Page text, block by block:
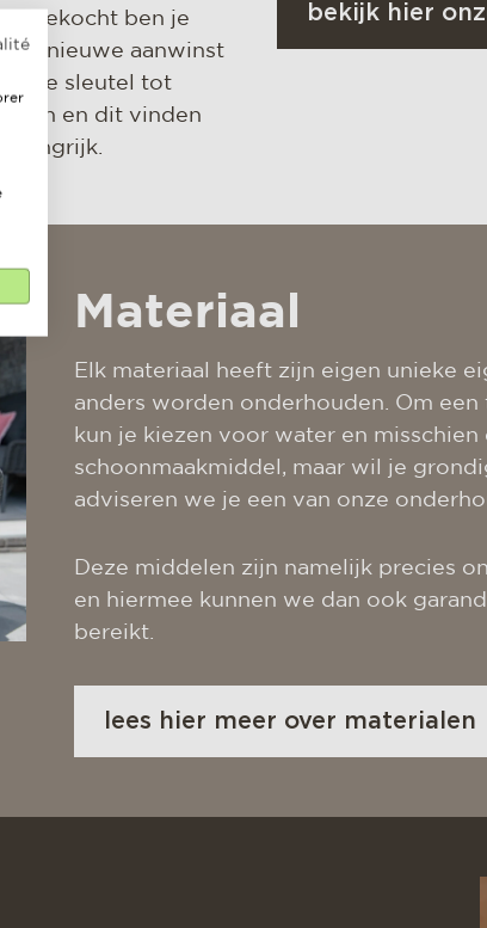
gekocht ben je
uw nieuwe aanwinst
de sleutel tot
en dit vinden
bekijk hier
Materiaal
Elk materiaal heeft zijn eigen unieke
anders worden onderhouden. Om
kun je kiezen voor water en misschien
schoonmaakmiddel, maar wil je
adviseren we je een van onze
Deze middelen zijn namelijk precies
en hiermee kunnen we dan ook
bereikt.
lees hier meer over materialen